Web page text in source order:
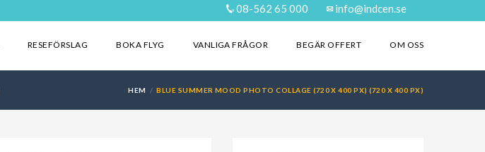
08-562 65 000 info@indcen.se
RESEFÖRSLAG BOKA FLYG VANLIGA FRÅGOR BEGÄR OFFERT OM OSS
HEM BLUE SUMMER MOOD PHOTO COLLAGE (720 X 400 PX) (720 X 400 PX)